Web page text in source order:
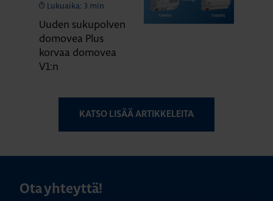
Lukuaika: 3 min
Uuden sukupolven
domovea Plus
korvaa domovea
V1:n
KATSO LISÄÄ ARTIKKELEITA
Ota yhteyttä!